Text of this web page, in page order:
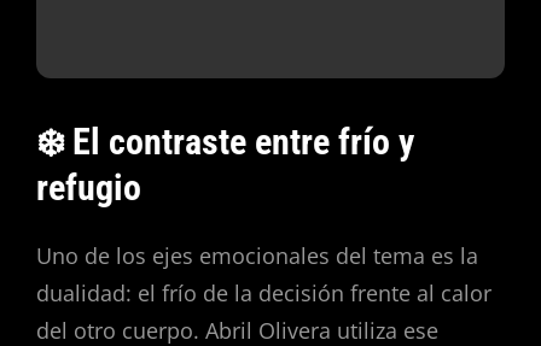
❄️ El contraste entre frío y
refugio
Uno de los ejes emocionales del tema es la
dualidad: el frío de la decisión frente al calor
del otro cuerpo. Abril Olivera utiliza ese